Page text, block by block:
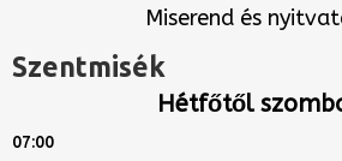
Miserend és
Szentmisék
Hétfőtől
07:00